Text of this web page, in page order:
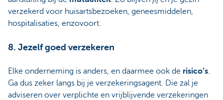
verzekerd voor huisartsbezoeken, geneesmiddelen,
hospitalisaties, enzovoort.
8. Jezelf goed verzekeren
Elke onderneming is anders, en daarmee ook de risico’s
Ga dus zeker langs bij je verzekeringsagent. Die zal je
adviseren over verplichte en vrijblijvende verzekeringen